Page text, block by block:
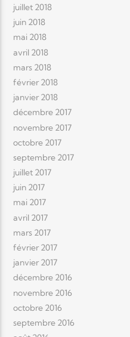
juillet 2018
juin 2018
mai 2018
avril 2018
mars 2018
février 2018
janvier 2018
décembre 2017
novembre 2017
octobre 2017
septembre 2017
juillet 2017
juin 2017
mai 2017
avril 2017
mars 2017
février 2017
janvier 2017
décembre 2016
novembre 2016
octobre 2016
septembre 2016